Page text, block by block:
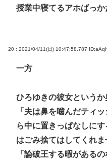
授業中寝てるアホばっ
20 : 2021/04/11(日) 10:47:58.787
一方
ひろゆきの彼女という
「夫は鼻を噛んだティ
ら中に置きっぱなしに
はごみ捨てはしてくれま
「論破王する暇がある